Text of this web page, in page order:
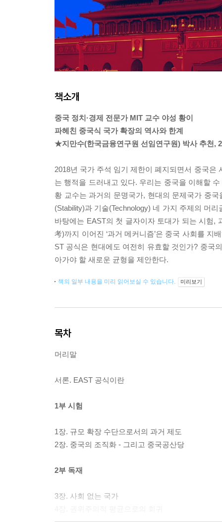
책소개
중국 정치·경제 전문가 MIT 교수 야성 황이
파헤친 중국식 국가 확장의 역사와 한계
★지만수(한국금융연구원 선임연구원) 박사 추천,
2018년 국가 주석 임기 제한이 폐지되면서 중국
는 행적을 드러내고 있다. 우리는 중국을 이해할
황 교수는 과거의 문명국가, 현대의 문제국가 중
(Stability)과 기술(Technology) 네 가지 주제의 머
바탕에는 EAST의 첫 글자이자 토대가 되는 시험,
考)까지 이어진 ‘과거 메커니즘’은 중국 사회를 지
ST 공식은 현대에도 여전히 유효할 것인가? 중국
아가야 할 새로운 균형을 제안한다.
책의 일부 내용을 미리 읽어보실 수 있습니다. 미리보기
목차
머리말
서론. EAST 공식이란
1부 시험
1장. 규모 확장 수단으로서의 과거 제도
2장. 중국의 조직화 - 그리고 중국공산당
2부 독재
3장. 사회 없는 국가